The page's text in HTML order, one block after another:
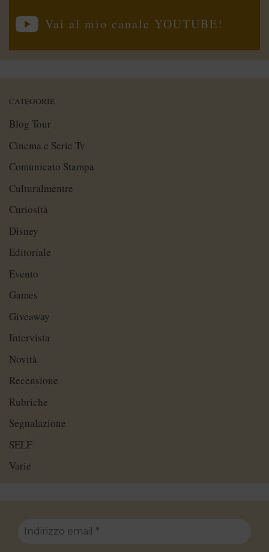
Vai al mio canale YOUTUBE!
CATEGORIE
Blog Tour
Cinema e Serie Tv
Comunicato Stampa
Culturalmentre
Curiosità
Disney
Editoriale
Evento
Games
Giveaway
Intervista
Novità
Recensione
Rubriche
Segnalazione
SELF
Varie